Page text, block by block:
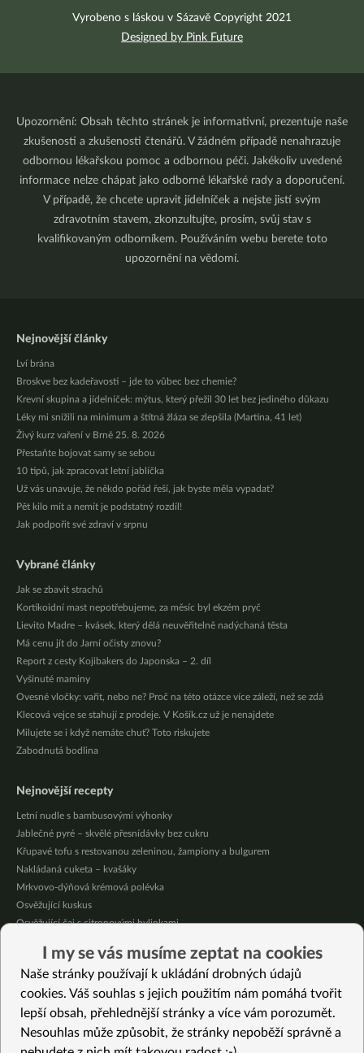
Vyrobeno s láskou v Sázavě Copyright 2021
Designed by Pink Future
Upozornění: Obsah těchto stránek je informativní, prezentuje naše
zkušenosti a zkušenosti čtenářů. V žádném případě nenahrazuje
odbornou lékařskou pomoc a odbornou péči. Jakékoliv uvedené
informace nelze chápat jako odborné lékařské rady a doporučení.
V případě, že chcete upravit jídelníček a nejste jistí svým
zdravotním stavem, zkonzultujte, prosím, svůj stav s
kvalifikovaným odborníkem. Používáním webu berete toto
upozornění na vědomí.
Nejnovější články
Lví brána
Broskve bez kadeřavosti – jde to vůbec bez chemie?
Krevní skupina a jídelníček: mýtus, který přežil 30 let bez jediného důkazu
Léky mi snížili na minimum a štítná žláza se zlepšila (Martina, 41 let)
Živý kurz vaření v Brně 25. 8. 2026
Přestaňte bojovat samy se sebou
10 tipů, jak zpracovat letní jablíčka
Už vás unavuje, že někdo pořád řeší, jak byste měla vypadat?
Pět kilo mít a nemít je podstatný rozdíl!
Jak podpořit své zdraví v srpnu
Vybrané články
Jak se zbavit strachů
Kortikoidní mast nepotřebujeme, za měsíc byl ekzém pryč
Lievito Madre – kvásek, který dělá neuvěřitelně nadýchaná těsta
Má cenu jít do Jarní očisty znovu?
Report z cesty Kojibakers do Japonska – 2. díl
Vyšinuté maminy
Ovesné vločky: vařit, nebo ne? Proč na této otázce více záleží, než se zdá
Klecová vejce se stahují z prodeje. V Košík.cz už je nenajdete
Milujete se i když nemáte chuť? Toto riskujete
Zabodnutá bodlina
Nejnovější recepty
Letní nudle s bambusovými výhonky
Jablečné pyré – skvělé přesnídávky bez cukru
Křupavé tofu s restovanou zeleninou, žampiony a bulgurem
Nakládaná cuketa – kvašáky
Mrkvovo-dýňová krémová polévka
Osvěžující kuskus
Osvěžující čaj s citronovými bylinkami
Čokoládové muffiny s mangovým krémem
Meruňky a jablka v citrónovém želé
Vybrané recepty
“Boloňské” špagety s čočkou
I my se vás musíme zeptat na cookies
Naše stránky používají k ukládání drobných údajů
cookies. Váš souhlas s jejich použitím nám pomáhá tvořit
lepší obsah, přehlednější stránky a více vám porozumět.
Nesouhlas může způsobit, že stránky nepoběží správně a